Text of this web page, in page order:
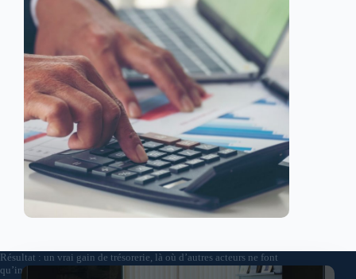
Résultat : un vrai gain de trésorerie, là où d’autres acteurs ne font
qu’intégrer la prime dans leurs prix.